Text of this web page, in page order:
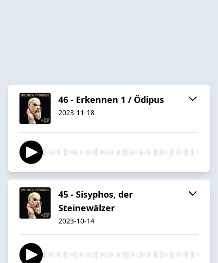
46 - Erkennen 1 / Ödipus
2023-11-18
45 - Sisyphos, der
Steinewälzer
2023-10-14